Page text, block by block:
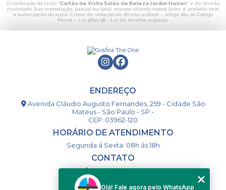
O conteúdo do texto "Cartão de Visita Salão de Beleza Jardim Helian" é de direito
reservado. Sua reprodução, parcial ou total, mesmo citando nossos links, é proibida sem
a autorização do autor. Crime de violação de direito autoral – artigo 184 do Código
Penal – Lei 9610/98 - Lei de direitos autorais.
ENDEREÇO
Avenida Cláudio Augusto Fernandes, 259 - Cidade São
Mateus - São Paulo - SP -
CEP: 03962-120
HORÁRIO DE ATENDIMENTO
Segunda á Sexta: 08h ás 18h
CONTATO
(11) 98994-1867
(11) 98993-9556
Olá! Fale agora pelo WhatsApp